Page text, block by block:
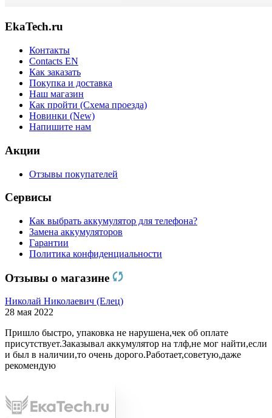
EkaTech.ru
Контакты
Contacts EN
Как заказать
Покупка и доставка
Наш магазин
Как пройти (Схема проезда)
Новинки (New)
Напишите нам
Акции
Отзывы покупателей
Сервисы
Как выбрать аккумулятор для телефона?
Замена аккумуляторов
Гарантии
Политика конфиденциальности
Отзывы о магазине
Николай Николаевич (Елец)
28 мая 2022
Пришло быстро, упаковка не нарушена,чек об оплате
присутствует.Заказывал аккумулятор на тлф,не мог найти,если
и был в наличии,то очень дорого.Работает,советую,даже
рекомендую